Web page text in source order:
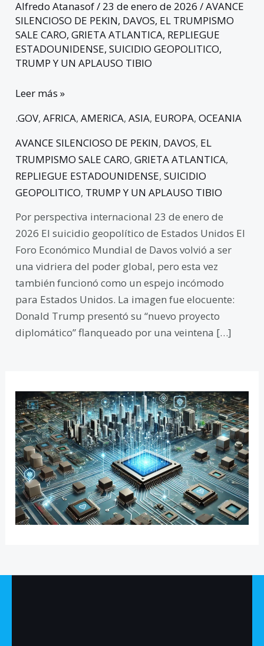
Alfredo Atanasof/ 23 de enero de 2026/AVANCE
SILENCIOSO DE PEKIN, DAVOS, EL TRUMPISMO
SALE CARO,GRIETA ATLANTICA, REPLIEGUE
ESTADOUNIDENSE,SUICIDIO GEOPOLITICO,
TRUMP Y UN APLAUSO TIBIO
Leer más »
.GOV,AFRICA,AMERICA,ASIA, EUROPA,OCEANIA
AVANCE SILENCIOSO DE PEKIN, DAVOS, EL
TRUMPISMO SALE CARO,GRIETA ATLANTICA,
REPLIEGUE ESTADOUNIDENSE,SUICIDIO
GEOPOLITICO, TRUMP Y UN APLAUSO TIBIO
Por perspectiva internacional 23 de enero de
2026 El suicidio geopolítico de Estados Unidos El
Foro Económico Mundial de Davos volvió a ser
una vidriera del poder global, pero esta vez
también funcionó como un espejo incómodo
para Estados Unidos. La imagen fue elocuente:
Donald Trump presentó su “nuevo proyecto
diplomático” flanqueado por una veintena […]